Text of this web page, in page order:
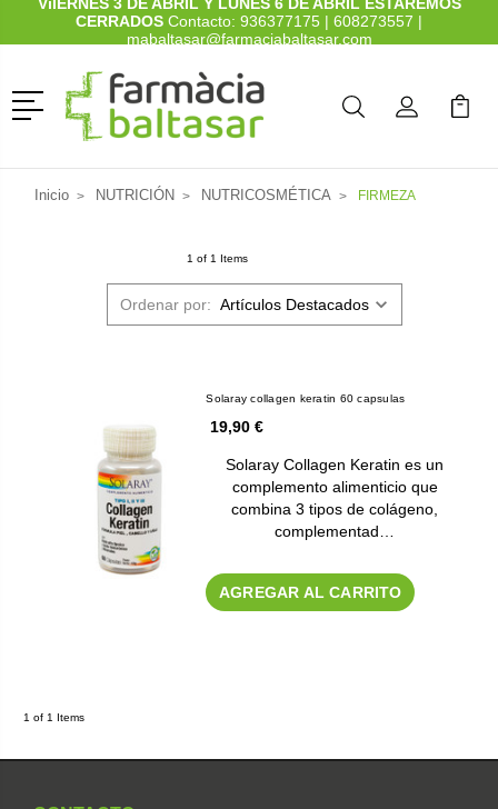
CERRADOS Contacto: 936377175 | 608273557 |
mabaltasar@farmaciabaltasar.com
Menú
BuscarMi Cuenta
Mi
Inicio NUTRICIÓN NUTRICOSMÉTICA FIRMEZA
1 of 1 Items
Ordenar por:
Solaray collagen keratin 60 capsulas
19,90 €
Solaray Collagen Keratin es un
complemento alimenticio que
combina 3 tipos de colágeno,
complementad…
AGREGAR AL CARRITO
1 of 1 Items